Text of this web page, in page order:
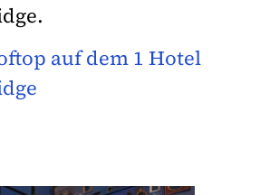
auf dem 1 Hotel